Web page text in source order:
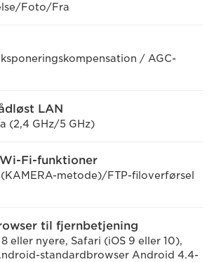
Foto/Fra
/ AGC-
LAN
(2,4 GHz/5 GHz)
Fi-funktioner
metode)/FTP-filoverførsel
til fjernbetjening
eller nyere, Safari (iOS 9 eller 10),
standardbrowser Android 4.4-